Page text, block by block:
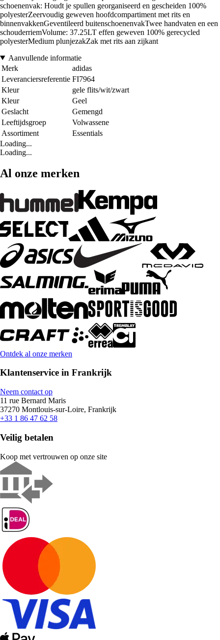
schoenenvak: Houdt je spullen georganiseerd en gescheiden 100%
polyesterZeervoudig geweven hoofdcompartiment met rits en
binnenvakkenGeventileerd buitenschoenenvakTwee handvaten en een
schouderriemVolume: 37.25LT effen geweven 100% gerecycled
polyesterMedium plunjezakZak met rits aan zijkant
Aanvullende informatie
Merk
adidas
Leveranciersreferentie FI7964
Kleur
gele flits/wit/zwart
Kleur
Geel
Geslacht
Gemengd
Leeftijdsgroep
Volwassene
Assortiment
Essentials
Loading...
Loading...
Al onze merken
Ontdek al onze merken
Klantenservice in Frankrijk
Neem contact op
11 rue Bernard Maris
37270 Montlouis-sur-Loire, Frankrijk
+33 1 86 47 62 58
Veilig betalen
Koop met vertrouwen op onze site